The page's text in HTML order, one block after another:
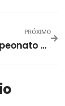
PRÓXIMO
59º Campeonato Aberto De Futsal Do Grêmio Esportivo Lourenciano – Funil, Ponte Preta E Quilmes Vencem Na Estreia Da Chave B